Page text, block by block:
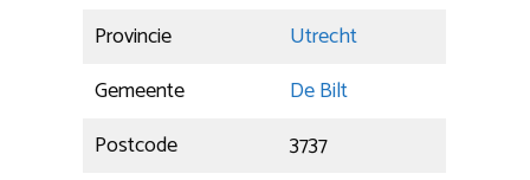
Provincie
Utrecht
Gemeente
De Bilt
Postcode
3737